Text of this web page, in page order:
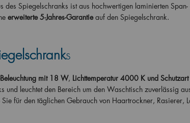
des Spiegelschranks ist aus hochwertigen laminierten
erweiterte 5-Jahres-Garantie auf den Spiegelschrank.
s
Beleuchtung mit 18 W, Lichttemperatur 4000 K und
und leuchtet den Bereich um den Waschtisch zuverlässig
für den täglichen Gebrauch von Haartrockner, Rasierer,